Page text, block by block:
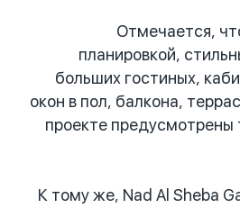
Отмечается,
планировкой,
больших гостиных,
окон в пол, балкона,
проекте
К тому же, Nad Al Sheba